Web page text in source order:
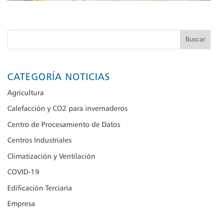
Buscar
CATEGORÍA NOTICIAS
Agricultura
Calefacción y CO2 para invernaderos
Centro de Procesamiento de Datos
Centros Industriales
Climatización y Ventilación
COVID-19
Edificación Terciaria
Empresa